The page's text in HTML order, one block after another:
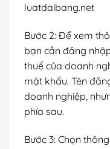
luatdaibang.net
Bước 2: Để xem
bạn cần đăng
thuế của doanh
mật khẩu. Tên
doanh nghiệp,
phía sau.
Bước 3: Chọn